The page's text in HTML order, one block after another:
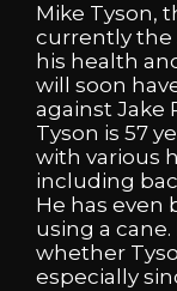
Mike Tyson,
currently the
his health
will soon
against Jake
Tyson is 57
with various
including
He has even
using a cane.
whether
especially